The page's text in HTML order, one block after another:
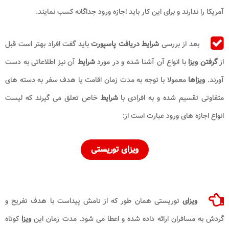
آمریکا را ندارند و برای این کار باید اجازه ورود جداگانه کسب نمایند.
بعد از بررسی شرایط دریافت پاسپورتباید گفت افراد بهتر است قبل
ازگرفتن ویزا با انواع آن آشنا شده و در موردشرایط آن نیز اطلاعاتی به دست
آورند. ویزاهامعمولا با توجه به مدت زمان اقامت یا هدف سفر به دسته های
متفاوتی تقسیم شده و به افرادی باشرایطخاص تعلق می گیرند که لیست
انواع اجازه های ورود عبارت است از:
ویزای توریستی
ویزای توریستی همان طور که از نامش پیداست با هدف تفریح و
گردش به مسافران ارائه داده شده و اعطا می شود. مدت زمان این ویزاکوتاه